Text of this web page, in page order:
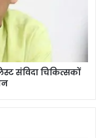
संविदा चिकित्सकों